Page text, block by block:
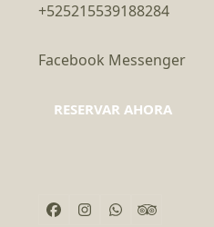
+525215539188284
Facebook Messenger
RESERVAR AHORA
Facebook
Instagram
WhatsappTripadvisor